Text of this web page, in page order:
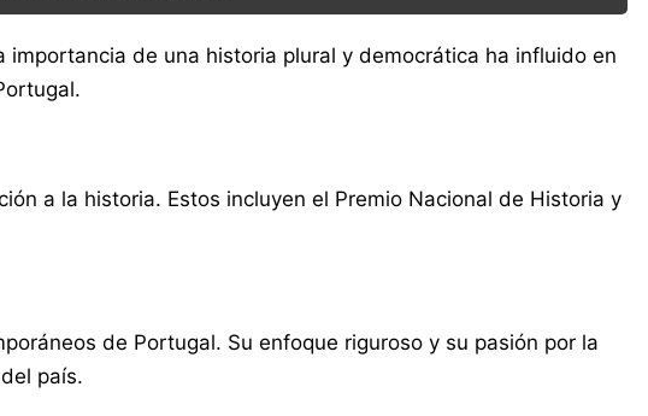
de una historia plural y democrática ha influido en
a la historia. Estos incluyen el Premio Nacional de Historia y
de Portugal. Su enfoque riguroso y su pasión por la
país.